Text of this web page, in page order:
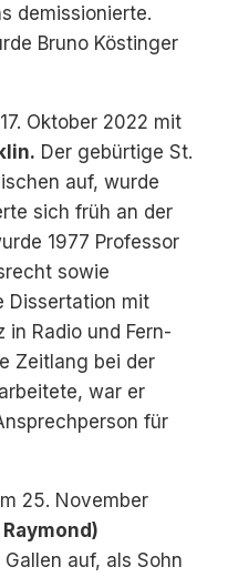
demissionierte.
Bruno Köstinger
Oktober 2022 mit
Der gebürtige St.
auf, wurde
sich früh an der
1977 Professor
sowie
Dissertation mit
Radio und Fern-
Zeitlang bei der
war er
für
25. November
auf, als Sohn